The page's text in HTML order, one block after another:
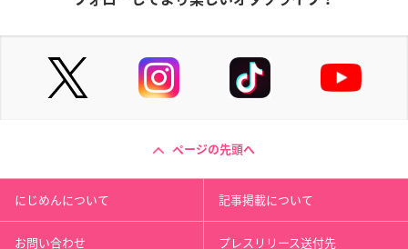
ページの先頭へ
にじめんについて 記事掲載について
お問い合わせ プレスリリース送付先